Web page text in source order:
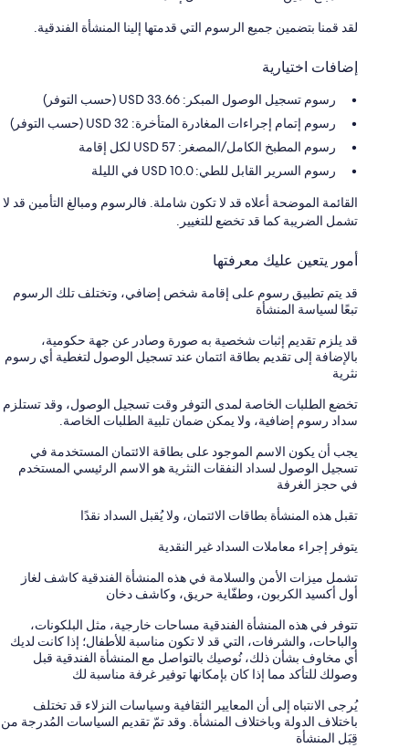
لقد قمنا بتضمين جميع الرسوم التي قدمتها إلينا المنشأة الفندقية.
إضافات اختيارية
رسوم تسجيل الوصول المبكر: 33.66 USD (حسب التوفر)
رسوم إتمام إجراءات المغادرة المتأخرة: 32 USD (حسب التوفر)
رسوم المطبخ الكامل/المصغر: 57 USD لكل إقامة
رسوم السرير القابل للطي: 10.0 USD في الليلة
القائمة الموضحة أعلاه قد لا تكون شاملة. فالرسوم ومبالغ التأمين قد لا
تشمل الضريبة كما قد تخضع للتغيير.
أمور يتعين عليك معرفتها
قد يتم تطبيق رسوم على إقامة شخص إضافي، وتختلف تلك الرسوم
تبعًا لسياسة المنشأة
قد يلزم تقديم إثبات شخصية به صورة وصادر عن جهة حكومية،
بالإضافة إلى تقديم بطاقة ائتمان عند تسجيل الوصول لتغطية أي رسوم
نثرية
تخضع الطلبات الخاصة لمدى التوفر وقت تسجيل الوصول، وقد تستلزم
سداد رسوم إضافية، ولا يمكن ضمان تلبية الطلبات الخاصة.
يجب أن يكون الاسم الموجود على بطاقة الائتمان المستخدمة في
تسجيل الوصول لسداد النفقات النثرية هو الاسم الرئيسي المستخدم
في حجز الغرفة
تقبل هذه المنشأة بطاقات الائتمان، ولا يُقبل السداد نقدًا
يتوفر إجراء معاملات السداد غير النقدية
تشمل ميزات الأمن والسلامة في هذه المنشأة الفندقية كاشف لغاز
أول أكسيد الكربون، وطفّاية حريق، وكاشف دخان
تتوفر في هذه المنشأة الفندقية مساحات خارجية، مثل البلكونات،
والباحات، والشرفات، التي قد لا تكون مناسبة للأطفال؛ إذا كانت لديك
أي مخاوف بشأن ذلك، نُوصيك بالتواصل مع المنشأة الفندقية قبل
وصولك للتأكد مما إذا كان بإمكانها توفير غرفة مناسبة لك
يُرجى الانتباه إلى أن المعايير الثقافية وسياسات النزلاء قد تختلف
باختلاف الدولة وباختلاف المنشأة. وقد تمّ تقديم السياسات المُدرجة من
قِبَل المنشأة